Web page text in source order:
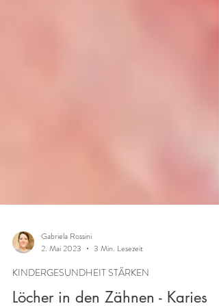
Gabriela Rossini
2. Mai 2023
3 Min. Lesezeit